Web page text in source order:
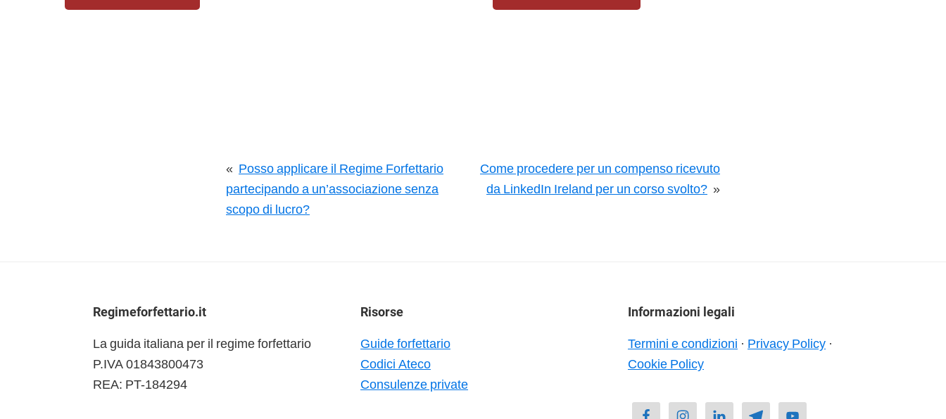
« Posso applicare il Regime Forfettario
partecipando a un’associazione senza
scopo di lucro?
Come procedere per un compenso ricevuto
da LinkedIn Ireland per un corso svolto? »
Regimeforfettario.it
La guida italiana per il regime forfettario
P.IVA 01843800473
REA: PT-184294
Risorse
Guide forfettario
Codici Ateco
Consulenze private
Informazioni legali
Termini e condizioni · Privacy Policy ·
Cookie Policy